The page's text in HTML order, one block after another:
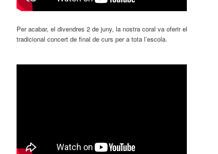
Per acabar, el divendres 2 de juny, la nostra coral va oferir el
tradicional concert de final de curs per a tota l’escola.